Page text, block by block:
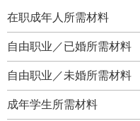
在职成年人所需材料
自由职业／已婚所需材料
自由职业／未婚所需材料
成年学生所需材料